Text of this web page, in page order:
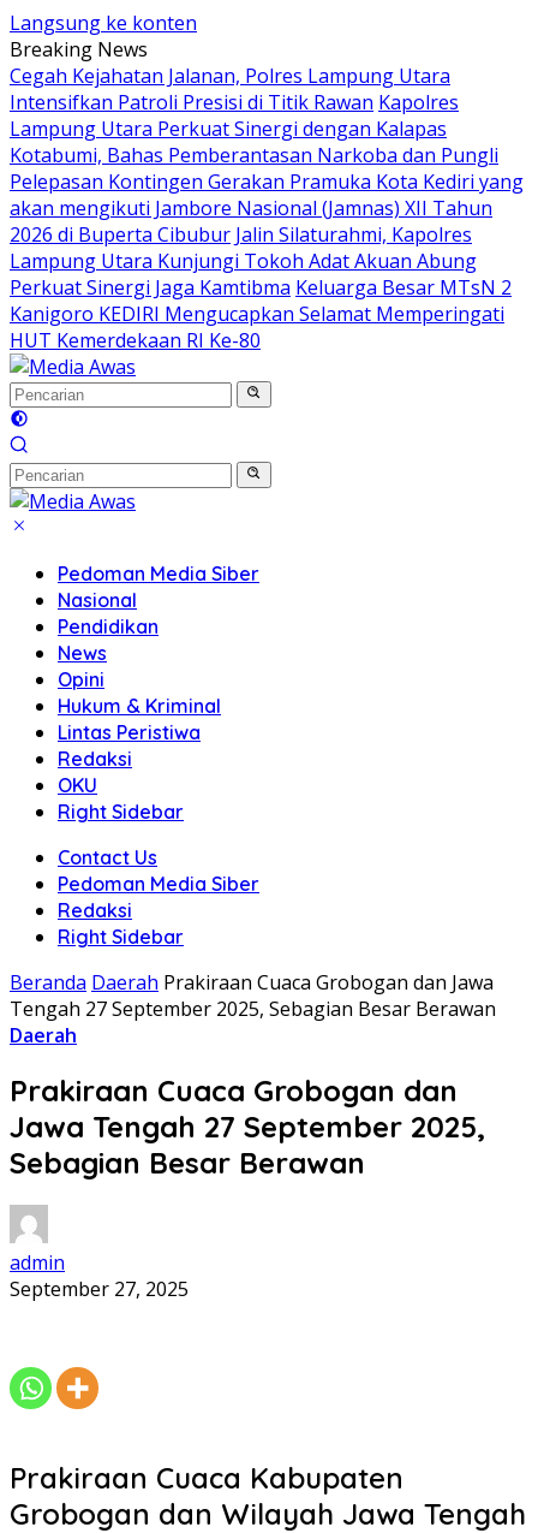
Langsung ke konten
Breaking News
Cegah Kejahatan Jalanan, Polres Lampung Utara
Intensifkan Patroli Presisi di Titik Rawan Kapolres
Lampung Utara Perkuat Sinergi dengan Kalapas
Kotabumi, Bahas Pemberantasan Narkoba dan Pungli
Pelepasan Kontingen Gerakan Pramuka Kota Kediri yang
akan mengikuti Jambore Nasional (Jamnas) XII Tahun
2026 di Buperta Cibubur Jalin Silaturahmi, Kapolres
Lampung Utara Kunjungi Tokoh Adat Akuan Abung
Perkuat Sinergi Jaga Kamtibma Keluarga Besar MTsN 2
Kanigoro KEDIRI Mengucapkan Selamat Memperingati
HUT Kemerdekaan RI Ke-80
Pedoman Media Siber
Nasional
Pendidikan
News
Opini
Hukum & Kriminal
Lintas Peristiwa
Redaksi
OKU
Right Sidebar
Contact Us
Pedoman Media Siber
Redaksi
Right Sidebar
Beranda Daerah Prakiraan Cuaca Grobogan dan Jawa
Tengah 27 September 2025, Sebagian Besar Berawan
Daerah
Prakiraan Cuaca Grobogan dan
Jawa Tengah 27 September 2025,
Sebagian Besar Berawan
admin
September 27, 2025
Prakiraan Cuaca Kabupaten
Grobogan dan Wilayah Jawa Tengah